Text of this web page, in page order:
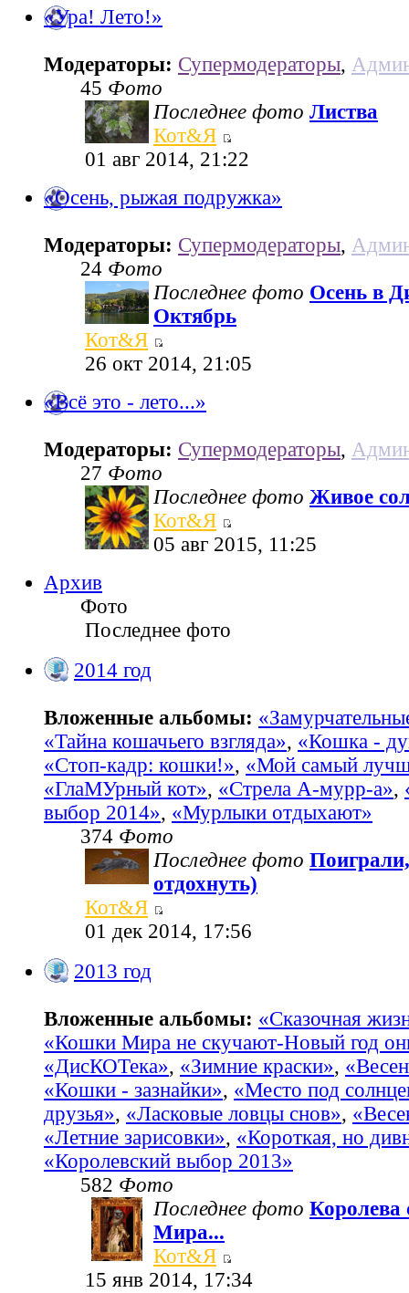
«Ура! Лето!»
Модераторы: Супермодераторы,
45 Фото
Последнее фото Листва
Кот&Я
01 авг 2014, 21:22
«Осень, рыжая подружка»
Модераторы: Супермодераторы,
24 Фото
Последнее фото Осень в
Октябрь
Кот&Я
26 окт 2014, 21:05
«Всё это - лето...»
Модераторы: Супермодераторы,
27 Фото
Последнее фото Живое
Кот&Я
05 авг 2015, 11:25
Архив
Фото
Последнее фото
2014 год
Вложенные альбомы:
«Тайна кошачьего взгляда», «Кошка -
«Стоп-кадр: кошки!», «Мой самый
«ГлаМУрный кот», «Стрела А-мурр-а»,
выбор 2014», «Мурлыки отдыхают»
374 Фото
Последнее фото
отдохнуть)
Кот&Я
01 дек 2014, 17:56
2013 год
Вложенные альбомы: «Сказочная
«Кошки Мира не скучают-Новый год
«ДисКОТека», «Зимние краски»,
«Кошки - зазнайки», «Место под
друзья», «Ласковые ловцы снов»,
«Летние зарисовки», «Короткая, но
«Королевский выбор 2013»
582 Фото
Последнее фото Королева
Мира...
Кот&Я
15 янв 2014, 17:34